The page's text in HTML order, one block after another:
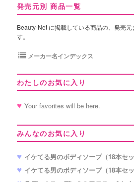
発売元別 商品一覧
Beauty-Net に掲載している商品の、発売
す。
メーカー名インデックス
わたしのお気に入り
Your favorites will be here.
みんなのお気に入り
イケてる男のボディソープ（18本セッ
イケてる男のボディソープ（18本セッ